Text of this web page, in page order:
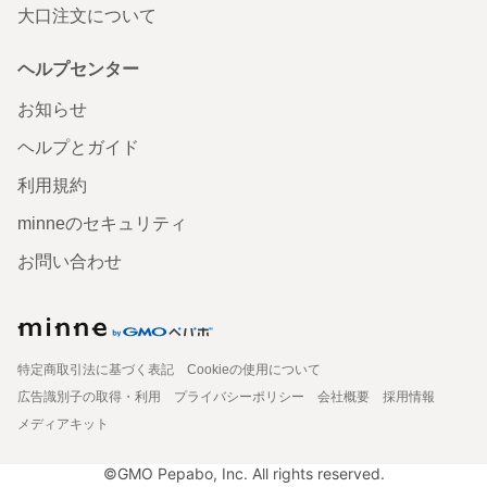
大口注文について
ヘルプセンター
お知らせ
ヘルプとガイド
利用規約
minneのセキュリティ
お問い合わせ
特定商取引法に基づく表記
Cookieの使用について
広告識別子の取得・利用
プライバシーポリシー 会社概要
採用情報
メディアキット
©GMO Pepabo, Inc. All rights reserved.